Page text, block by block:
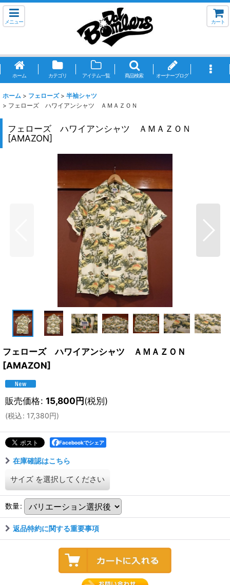
メニュー カート
ホーム カテゴリ アイテム一覧 商品検索 オーナーブログ
ホーム > フェローズ > 半袖シャツ
> フェローズ ハワイアンシャツ ＡＭＡＺＯＮ
フェローズ ハワイアンシャツ ＡＭＡＺＯＮ
[AMAZON]
フェローズ ハワイアンシャツ ＡＭＡＺＯＮ
[AMAZON]
販売価格: 15,800円(税別)
(税込: 17,380円)
Facebookでシェア
在庫確認はこちら
サイズ を選択してください
数量:
返品特約に関する重要事項